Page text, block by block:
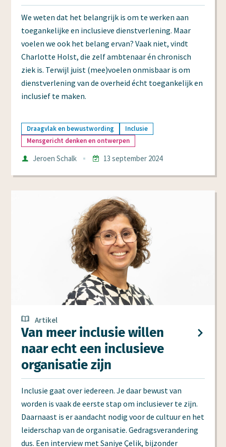
We weten dat het belangrijk is om te werken aan
toegankelijke en inclusieve dienstverlening. Maar
voelen we ook het belang ervan? Vaak niet, vindt
Charlotte Holst, die zelf ambtenaar én chronisch
ziek is. Terwijl juist (mee)voelen onmisbaar is om
dienstverlening van de overheid écht toegankelijk en
inclusief te maken.
Draagvlak en bewustwording
Inclusie
Mensgericht denken en ontwerpen
AuteurJeroen Schalk
13 september 2024
Van meer inclusie willen
naar echt een inclusieve
organisatie zijn
Artikel
Inclusie gaat over iedereen. Je daar bewust van
worden is vaak de eerste stap om inclusiever te zijn.
Daarnaast is er aandacht nodig voor de cultuur en het
leiderschap van de organisatie. Gedragsverandering
dus. Een interview met Saniye Çelik, bijzonder